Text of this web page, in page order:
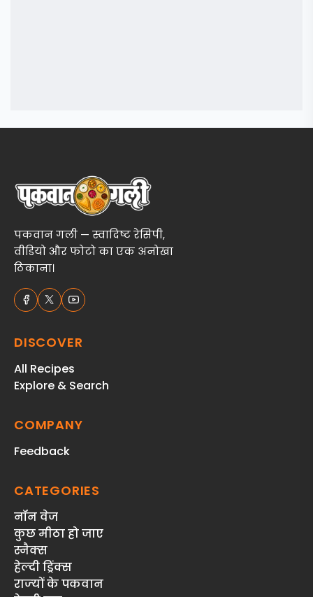
पकवान गली — स्वादिष्ट रेसिपी,
वीडियो और फोटो का एक अनोखा
ठिकाना।
DISCOVER
All Recipes
Explore & Search
COMPANY
Feedback
CATEGORIES
नॉन वेज
कुछ मीठा हो जाए
स्‍नैक्‍स
हेल्दी ड्रिंक्स
राज्‍यों के पकवान